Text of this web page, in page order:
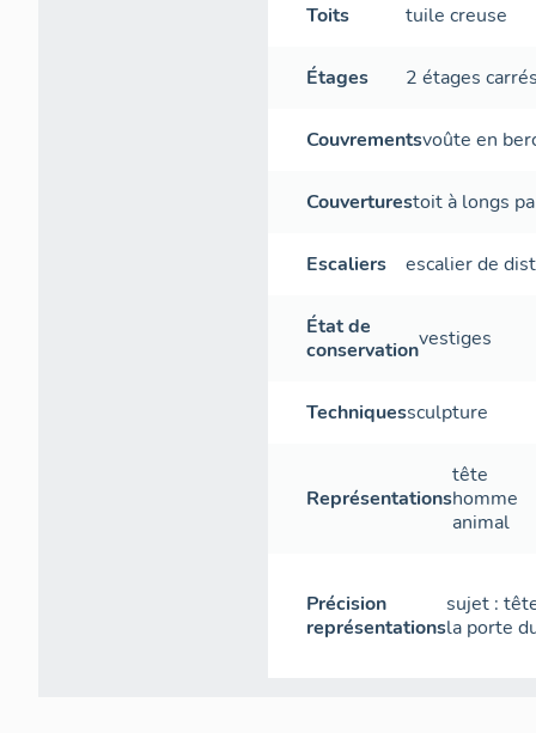
Toits tuile creuse
Étages 2 étages
Couvrementsvoûte en
Couverturestoit à longs
Escaliers escalier de
État de
conservationvestiges
Techniquessculpture
Représentations
tête
homme
animal
Précision
représentations
sujet :
la porte